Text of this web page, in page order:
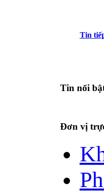
Tin
Tin nổi
Đơn vị